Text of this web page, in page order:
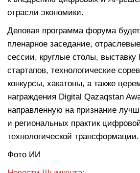
отрасли экономики.
Деловая программа форума
пленарное заседание,
сессии, круглые столы, выставку
стартапов, технологические
конкурсы, хакатоны, а также
награждения Digital Qazaqstan
направленную на признание
и региональных практик
технологической трансформации.
Фото ИИ